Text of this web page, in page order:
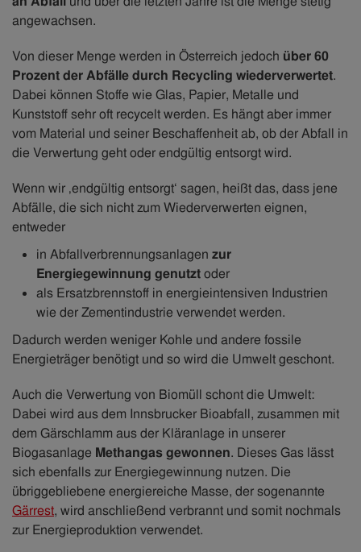
angewachsen.
Von dieser Menge werden in Österreich jedoch über 60
Prozent der Abfälle durch Recycling wiederverwertet.
Dabei können Stoffe wie Glas, Papier, Metalle und
Kunststoff sehr oft recycelt werden. Es hängt aber immer
vom Material und seiner Beschaffenheit ab, ob der Abfall in
die Verwertung geht oder endgültig entsorgt wird.
Wenn wir ‚endgültig entsorgt‘ sagen, heißt das, dass jene
Abfälle, die sich nicht zum Wiederverwerten eignen,
entweder
in Abfallverbrennungsanlagen zur
Energiegewinnung genutztoder
als Ersatzbrennstoff in energieintensiven Industrien
wie der Zementindustrie verwendet werden.
Dadurch werden weniger Kohle und andere fossile
Energieträger benötigt und so wird die Umwelt geschont.
Auch die Verwertung von Biomüll schont die Umwelt:
Dabei wird aus dem Innsbrucker Bioabfall, zusammen mit
dem Gärschlamm aus der Kläranlage in unserer
Biogasanlage Methangas gewonnen. Dieses Gas lässt
sich ebenfalls zur Energiegewinnung nutzen. Die
übriggebliebene energiereiche Masse, der sogenannte
Gärrest, wird anschließend verbrannt und somit nochmals
zur Energieproduktion verwendet.